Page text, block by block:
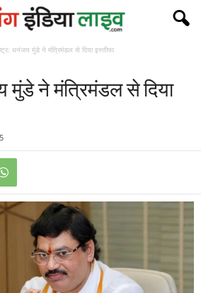
धनंजय मुंडे ने मंत्रिमंडल से दिया इस्तीफा
मुंडे ने मंत्रिमंडल से दिया